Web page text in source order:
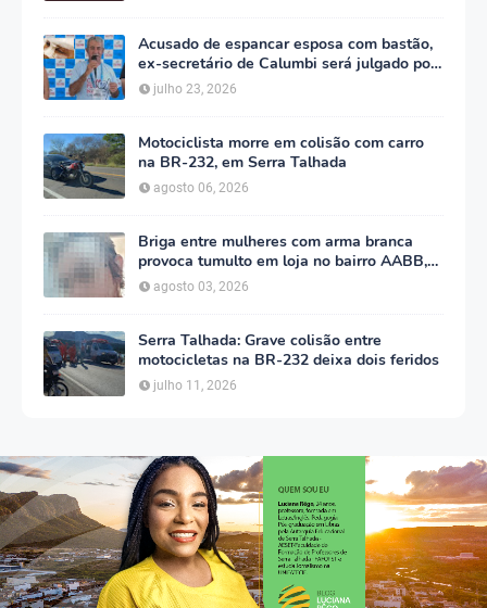
Acusado de espancar esposa com bastão,
ex-secretário de Calumbi será julgado por
tentativa de feminicídio
julho 23, 2026
Motociclista morre em colisão com carro
na BR-232, em Serra Talhada
agosto 06, 2026
Briga entre mulheres com arma branca
provoca tumulto em loja no bairro AABB,
em Serra Talhada
agosto 03, 2026
Serra Talhada: Grave colisão entre
motocicletas na BR-232 deixa dois feridos
julho 11, 2026